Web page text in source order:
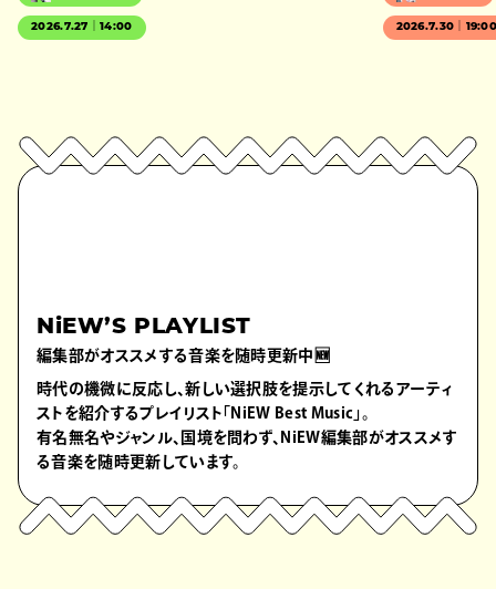
2026.7.27｜14:00 2026.7.30｜
NiEW’S PLAYLIST
編集部がオススメする音楽を随時更新中🆕
時代の機微に反応し、新しい選択肢を提示してくれるアーティ
ストを紹介するプレイリスト「NiEW Best Music」。
有名無名やジャンル、国境を問わず、NiEW編集部がオススメす
る音楽を随時更新しています。